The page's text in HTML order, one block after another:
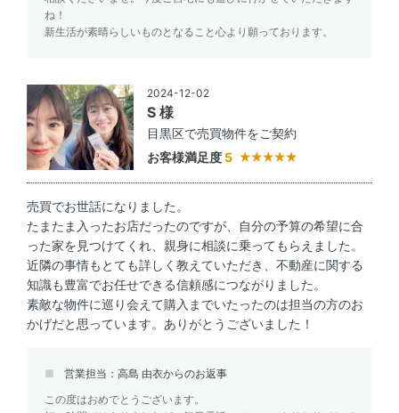
ね！
新生活が素晴らしいものとなること心より願っております。
2024-12-02
S 様
目黒区で売買物件をご契約
お客様満足度 5
売買でお世話になりました。
たまたま入ったお店だったのですが、自分の予算の希望に合
った家を見つけてくれ、親身に相談に乗ってもらえました。
近隣の事情もとても詳しく教えていただき、不動産に関する
知識も豊富でお任せできる信頼感につながりました。
素敵な物件に巡り会えて購入までいたったのは担当の方のお
かげだと思っています。ありがとうございました！
営業担当：高島 由衣からのお返事
この度はおめでとうございます。